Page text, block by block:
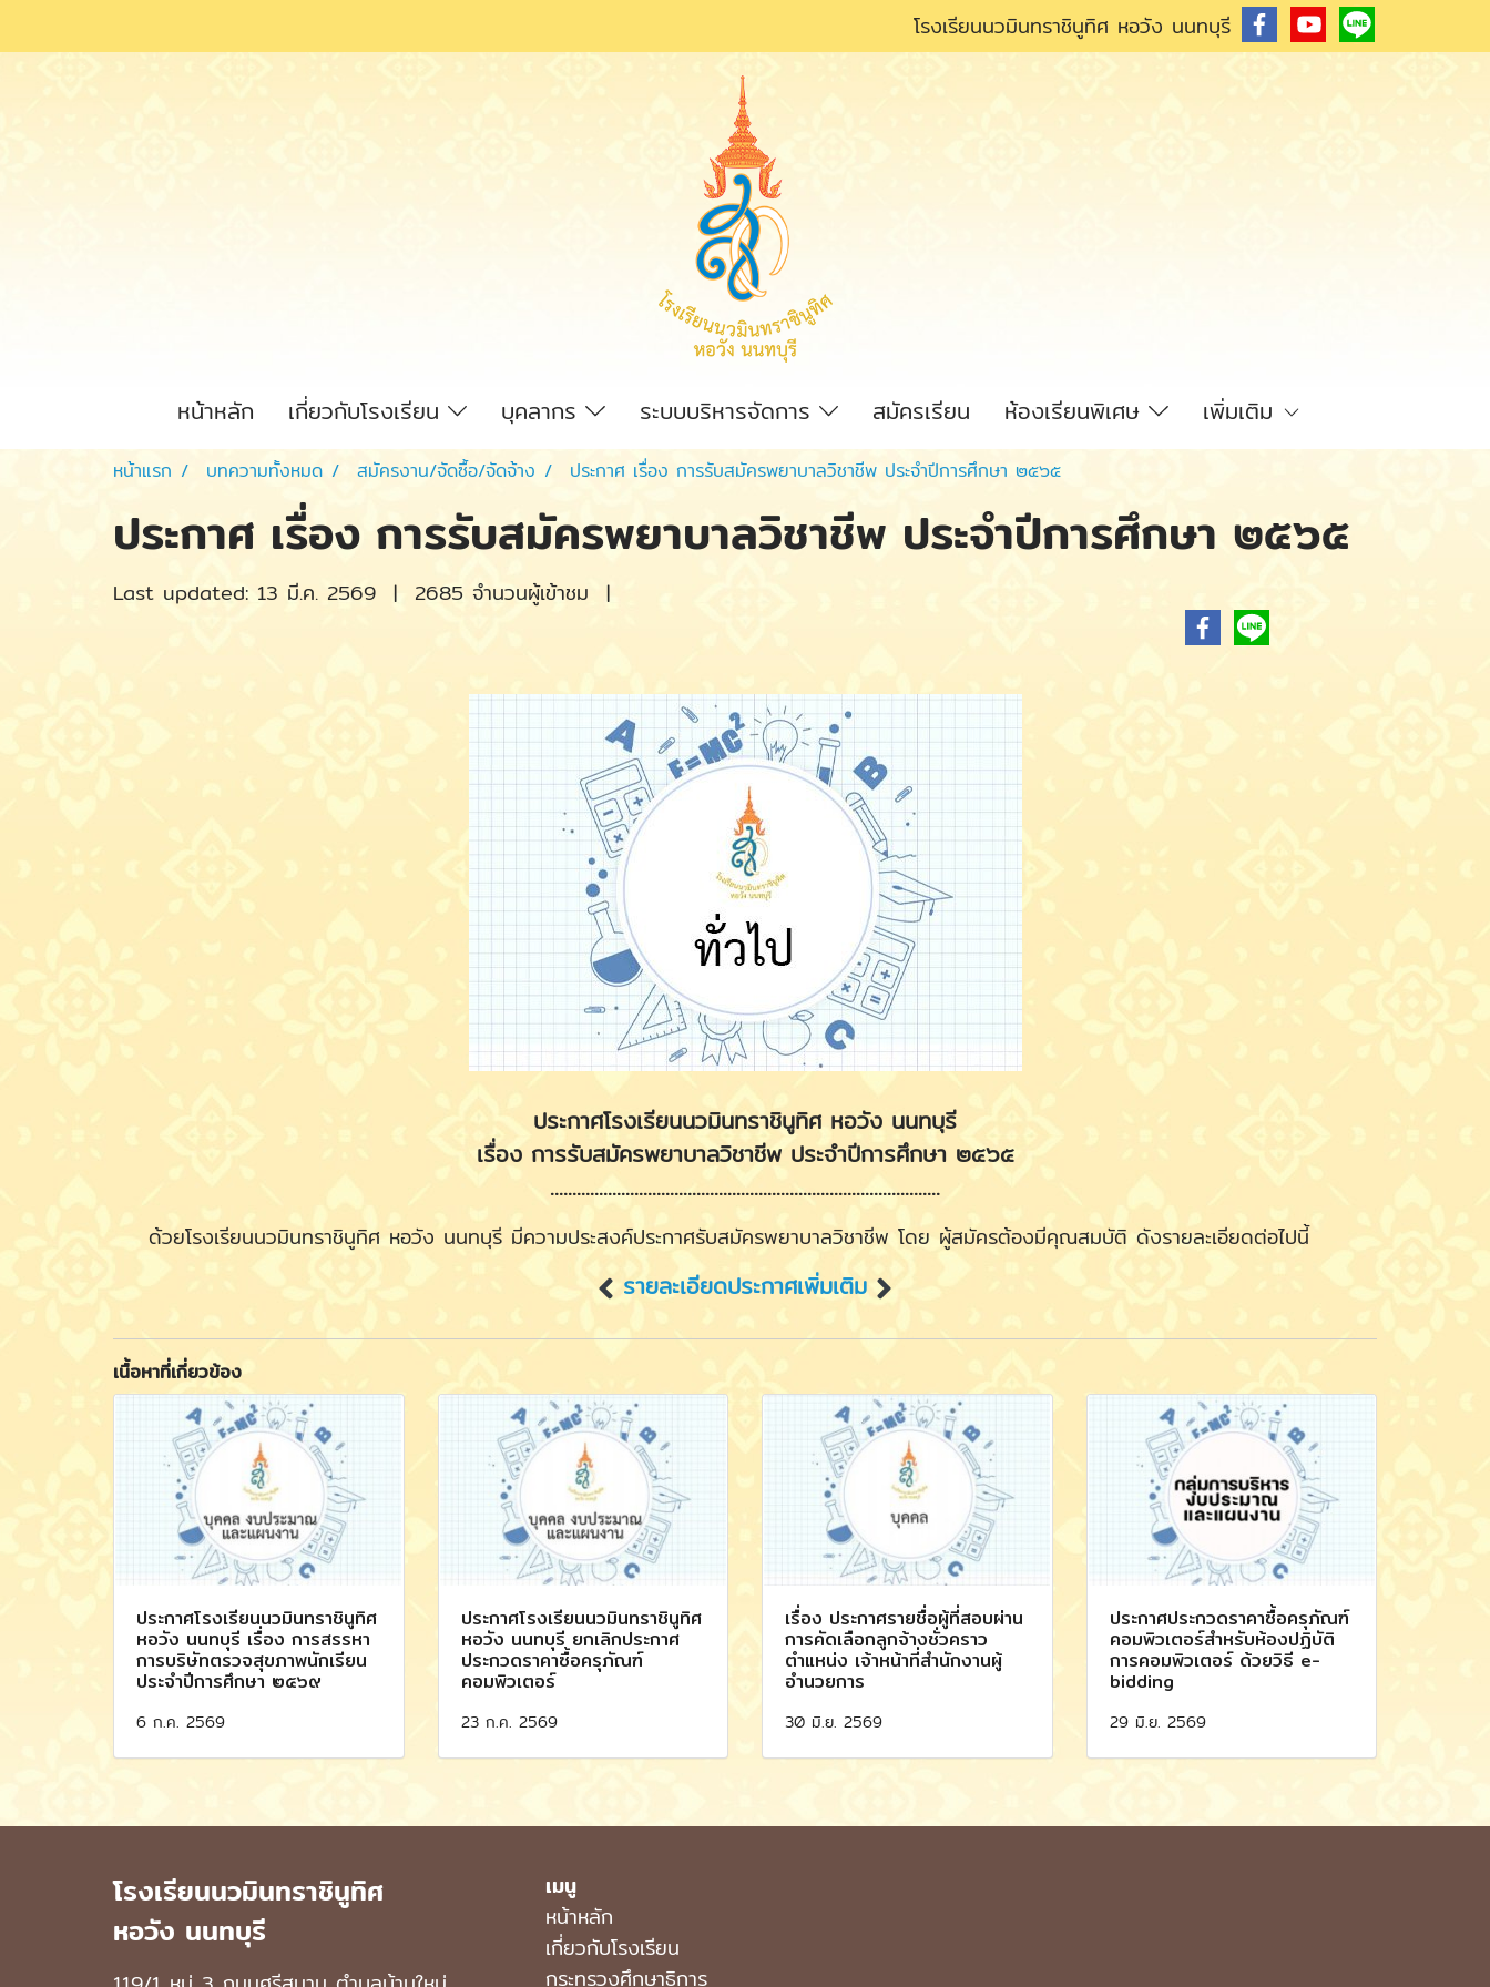
โรงเรียนนวมินทราชินูทิศ หอวัง นนทบุรี
หน้าหลัก เกี่ยวกับโรงเรียน บุคลากร ระบบบริหารจัดการ สมัครเรียน ห้องเรียนพิเศษ เพิ่มเติม
หน้าแรก บทความทั้งหมด สมัครงาน/จัดซื้อ/จัดจ้าง ประกาศ เรื่อง การรับสมัครพยาบาลวิชาชีพ ประจําปีการศึกษา ๒๕๖๕
ประกาศ เรื่อง การรับสมัครพยาบาลวิชาชีพ ประจําปีการศึกษา ๒๕๖๕
Last updated: 13 มี.ค. 2569 | 2685 จำนวนผู้เข้าชม |
ประกาศโรงเรียนนวมินทราชินูทิศ หอวัง นนทบุรี
เรื่อง การรับสมัครพยาบาลวิชาชีพ ประจําปีการศึกษา ๒๕๖๕
........................................................................................
ด้วยโรงเรียนนวมินทราชินูทิศ หอวัง นนทบุรี มีความประสงค์ประกาศรับสมัครพยาบาลวิชาชีพ โดย ผู้สมัครต้องมีคุณสมบัติ ดังรายละเอียดต่อไปนี้
รายละเอียดประกาศเพิ่มเติม
เนื้อหาที่เกี่ยวข้อง
ประกาศโรงเรียนนวมินทราชินูทิศ
หอวัง นนทบุรี เรื่อง การสรรหา
การบริษัทตรวจสุขภาพนักเรียน
ประจำปีการศึกษา ๒๕๖๙
6 ก.ค. 2569
ประกาศโรงเรียนนวมินทราชินูทิศ
หอวัง นนทบุรี ยกเลิกประกาศ
ประกวดราคาซื้อครุภัณฑ์
คอมพิวเตอร์
23 ก.ค. 2569
เรื่อง ประกาศรายชื่อผู้ที่สอบผ่าน
การคัดเลือกลูกจ้างชั่วคราว
ตำแหน่ง เจ้าหน้าที่สำนักงานผู้
อำนวยการ
30 มิ.ย. 2569
ประกาศประกวดราคาซื้อครุภัณฑ์
คอมพิวเตอร์สำหรับห้องปฏิบัติ
การคอมพิวเตอร์ ด้วยวิธี e-
bidding
29 มิ.ย. 2569
โรงเรียนนวมินทราชินูทิศ
หอวัง นนทบุรี
เมนู
หน้าหลัก
เกี่ยวกับโรงเรียน
กระทรวงศึกษาธิการ